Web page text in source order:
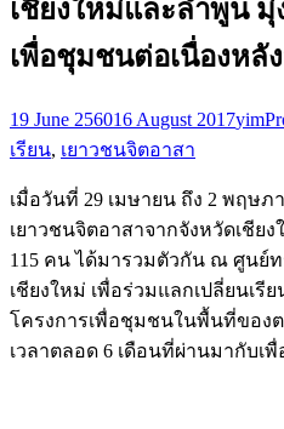
เชียงใหม่และลำพูน
เพื่อชุมชนต่อเนื่องหลั
19 June 256016 August 2017yim
เรียน, เยาวชนจิตอาสา
เมื่อวันที่ 29 เมษายน ถึง 2 พฤษภ
เยาวชนจิตอาสาจากจังหวัดเชี
115 คน ได้มารวมตัวกัน ณ ศูนย์
เชียงใหม่ เพื่อร่วมแลกเปลี่ยนเ
โครงการเพื่อชุมชนในพื้นที่ของต
เวลาตลอด 6 เดือนที่ผ่านมากับเ